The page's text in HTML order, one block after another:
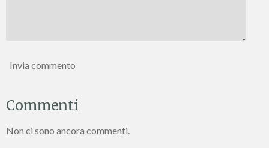
Invia commento
Commenti
Non ci sono ancora commenti.